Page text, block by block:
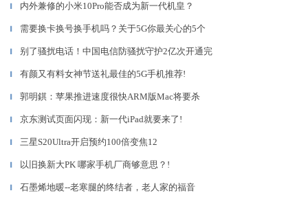
▎ 内外兼修的小米10Pro能否成为新一代机皇？
▎ 需要换卡换号换手机吗？关于5G你最关心的5个
▎ 别了骚扰电话！中国电信防骚扰守护2亿次开通完
▎ 有颜又有料女神节送礼最佳的5G手机推荐!
▎ 郭明錤：苹果推进速度很快ARM版Mac将要杀
▎ 京东测试页面闪现：新一代iPad就要来了!
▎ 三星S20Ultra开启预约100倍变焦12
▎ 以旧换新大PK 哪家手机厂商够意思？!
▎ 石墨烯地暖--老寒腿的终结者，老人家的福音